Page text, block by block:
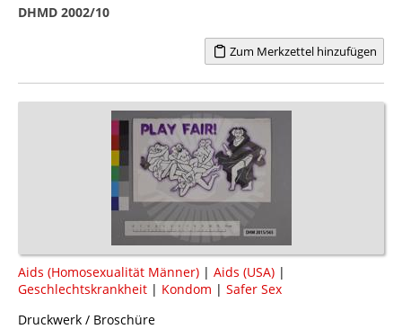
DHMD 2002/10
Zum Merkzettel hinzufügen
Aids (Homosexualität Männer) | Aids (USA) |
Geschlechtskrankheit | Kondom | Safer Sex
Druckwerk / Broschüre